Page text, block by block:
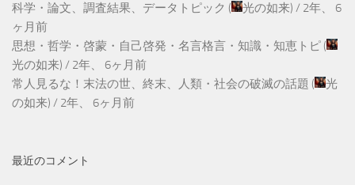
科学・論文、調査結果、データトピック ( 光の如来) / 2年、 6
ヶ月前
思想・哲学・啓蒙・自己啓発・名言格言・知識・知恵トピ (
光の如来) / 2年、 6ヶ月前
常人見るな！末法の世、終末、人類・社会の破滅の話題 (
光
の如来) / 2年、 6ヶ月前
最近のコメント